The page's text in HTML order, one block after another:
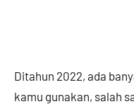
Ditahun 2022, ada
kamu gunakan, salah